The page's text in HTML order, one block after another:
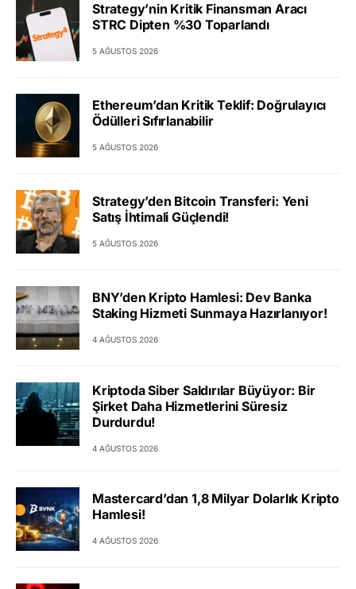
Strategy’nin Kritik Finansman Aracı
STRC Dipten %30 Toparlandı
5 AĞUSTOS 2026
Ethereum’dan Kritik Teklif: Doğrulayıcı
Ödülleri Sıfırlanabilir
5 AĞUSTOS 2026
Strategy’den Bitcoin Transferi: Yeni
Satış İhtimali Güçlendi!
5 AĞUSTOS 2026
BNY’den Kripto Hamlesi: Dev Banka
Staking Hizmeti Sunmaya Hazırlanıyor!
4 AĞUSTOS 2026
Kriptoda Siber Saldırılar Büyüyor: Bir
Şirket Daha Hizmetlerini Süresiz
Durdurdu!
4 AĞUSTOS 2026
Mastercard’dan 1,8 Milyar Dolarlık Kripto
Hamlesi!
4 AĞUSTOS 2026